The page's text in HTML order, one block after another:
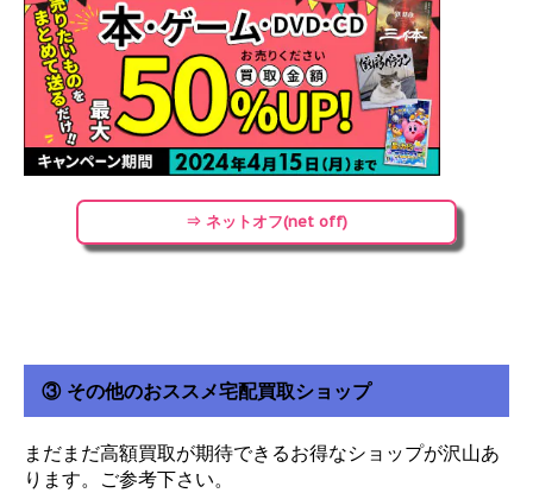
⇒ ネットオフ(net off)
③ その他のおススメ宅配買取ショップ
まだまだ高額買取が期待できるお得なショップが沢山あ
ります。ご参考下さい。